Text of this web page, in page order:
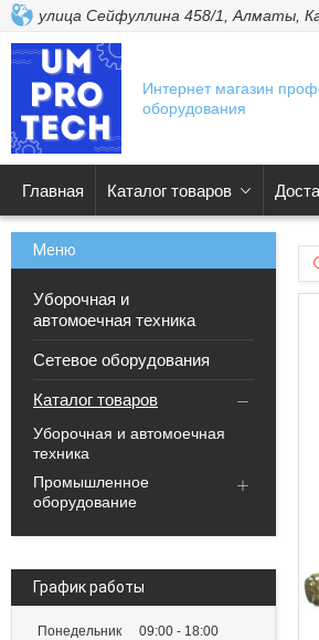
улица Сейфуллина 458/1, Алматы,
Интернет магазин
оборудования
Главная Каталог товаров
Уборочная и
автомоечная техника
Сетевое оборудования
Каталог товаров
Уборочная и автомоечная
техника
Промышленное
оборудование
График работы
Понедельник 09:00
18:00